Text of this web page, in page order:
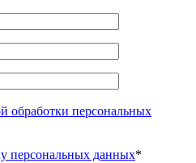
обработки персональных
персональных данных*